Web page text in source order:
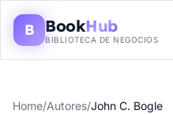
B BookHub
BIBLIOTECA DE NEGOCIOS
Home/Autores/John C. Bogle